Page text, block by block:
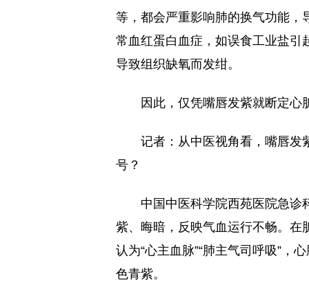
等，都会严重影响肺的换气功能，
常血红蛋白血症，如误食工业盐引
导致组织缺氧而发绀。
因此，仅凭嘴唇发紫就断定
记者：从中医视角看，嘴唇发
号？
中国中医科学院西苑医院急诊
紫、晦暗，反映气血运行不畅。在
认为“心主血脉”“肺主气司呼吸”，
色青紫。